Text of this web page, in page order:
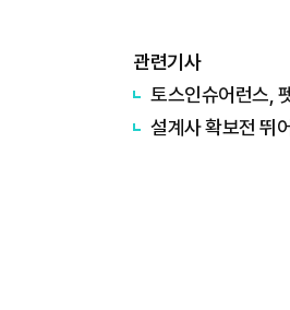
관련기사
토스인슈어런스,
설계사 확보전 뛰